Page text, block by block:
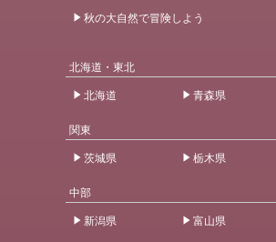
秋の大自然で冒険しよう
北海道・東北
北海道
青森県
関東
茨城県
栃木県
中部
新潟県
富山県